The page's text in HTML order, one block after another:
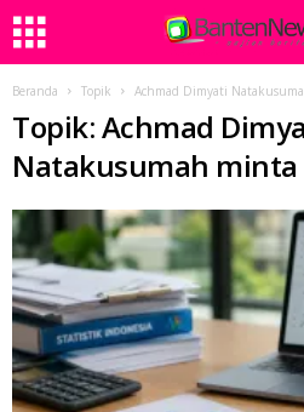
Beranda Topik Achmad Dimyati
Topik: Achmad
Natakusumah minta